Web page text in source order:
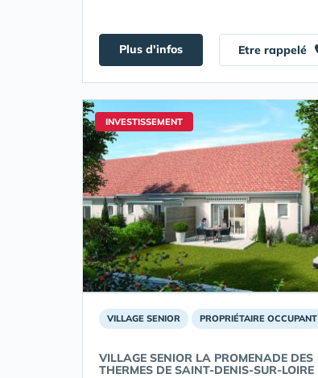
Plus d'infos Etre rappelé
INVESTISSEMENT
VILLAGE SENIOR PROPRIÉTAIRE OCCUPANT
VILLAGE SENIOR LA PROMENADE DES
THERMES DE SAINT-DENIS-SUR-LOIRE